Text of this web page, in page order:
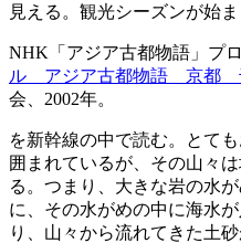
見える。観光シーズンが始ま
NHK「アジア古都物語」プ
ル アジア古都物語 京都
会、2002年。
を新幹線の中で読む。とて
囲まれているが、その山々
る。つまり、大きな岩の水
に、その水がめの中に海水
り、山々から流れてきた土